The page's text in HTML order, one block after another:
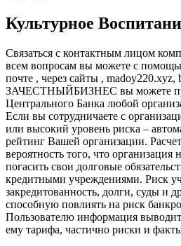
Культурное
Связаться с контактным лицом
всем вопросам вы можете с
почте , через сайты , madoy220.xyz,
ЗАЧЕСТНЫЙБИЗНЕС вы можете
Центрального Банка любой
Если вы сотрудничаете с
или высокий уровень риска –
рейтинг Вашей организации.
вероятность того, что организация
погасить свои долговые
кредитными учреждениями. Риск
закредитованность, долги, суды и
способную повлиять на риск
Пользователю информация
ему тарифа, частично риски и